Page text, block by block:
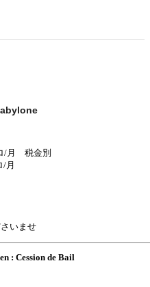
税金別
いませ
: Cession de Bail